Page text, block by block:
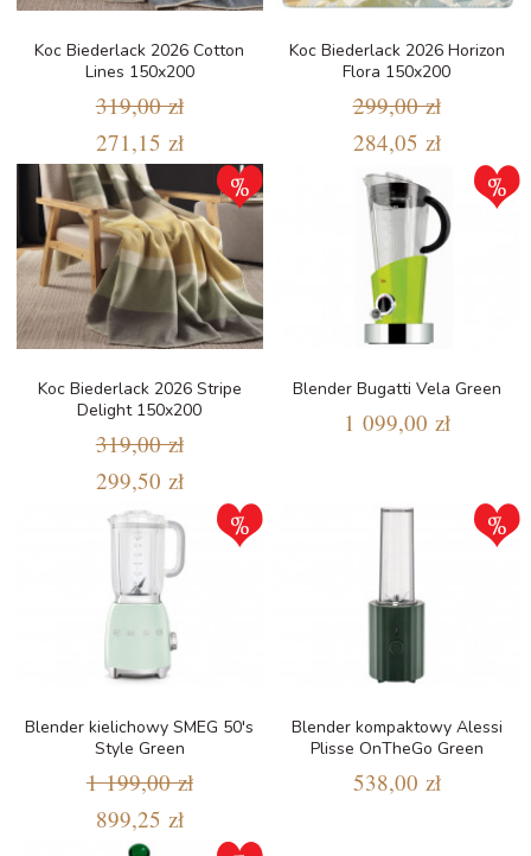
Koc Biederlack 2026 Cotton
Lines 150x200
319,00 zł
271,15 zł
Koc Biederlack 2026 Horizon
Flora 150x200
299,00 zł
284,05 zł
Koc Biederlack 2026 Stripe
Delight 150x200
319,00 zł
299,50 zł
Blender Bugatti Vela Green
1 099,00 zł
Blender kielichowy SMEG 50's
Style Green
1 199,00 zł
899,25 zł
Blender kompaktowy Alessi
Plisse OnTheGo Green
538,00 zł